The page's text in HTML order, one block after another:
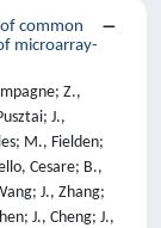
common
microarray-
Z.,
J.,
M., Fielden;
Cesare; B.,
J., Zhang;
J., Cheng; J.,